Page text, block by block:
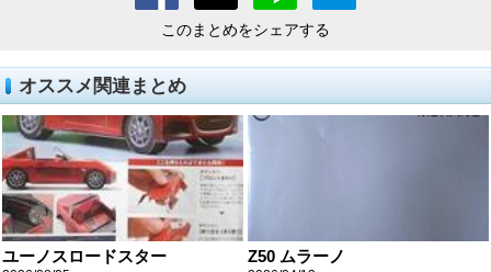
このまとめをシェアする
オススメ関連まとめ
ユーノスロードスター Z50 ムラーノ